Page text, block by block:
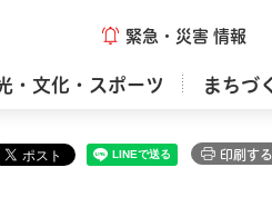
緊急・災害 情報
・文化・スポーツ まちづ
印刷する